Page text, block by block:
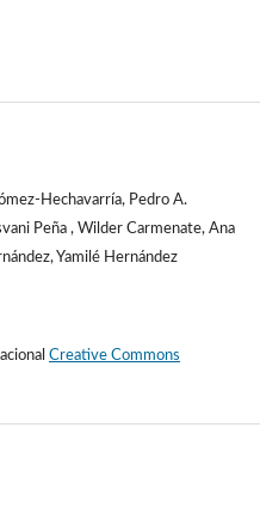
Hechavarría, Pedro A.
Peña , Wilder Carmenate, Ana
Yamilé Hernández
Creative Commons